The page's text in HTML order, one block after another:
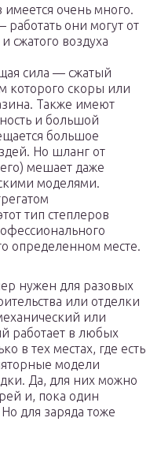
очень много.
они могут от
сжатого воздуха
сила — сжатый
которого скоры или
Также имеют
и большой
большое
Но шланг от
мешает даже
моделями.
тип степлеров
определенном месте.
нужен для разовых
или отделки
или
работает в любых
в тех местах, где есть
модели
Да, для них можно
и, пока один
для заряда тоже